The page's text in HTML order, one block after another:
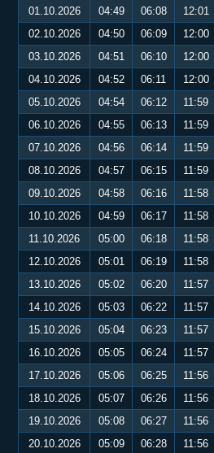
01.10.2026
04:49 06:08 12:01
02.10.2026
04:50 06:09 12:00
03.10.2026
04:51 06:10 12:00
04.10.2026
04:52 06:11 12:00
05.10.2026
04:54 06:12 11:59
06.10.2026
04:55 06:13 11:59
07.10.2026
04:56 06:14 11:59
08.10.2026
04:57 06:15 11:59
09.10.2026
04:58 06:16 11:58
10.10.2026
04:59 06:17 11:58
11.10.2026
05:00 06:18 11:58
12.10.2026
05:01 06:19 11:58
13.10.2026
05:02 06:20 11:57
14.10.2026
05:03 06:22 11:57
15.10.2026
05:04 06:23 11:57
16.10.2026
05:05 06:24 11:57
17.10.2026
05:06 06:25 11:56
18.10.2026
05:07 06:26 11:56
19.10.2026
05:08 06:27 11:56
20.10.2026
05:09 06:28 11:56